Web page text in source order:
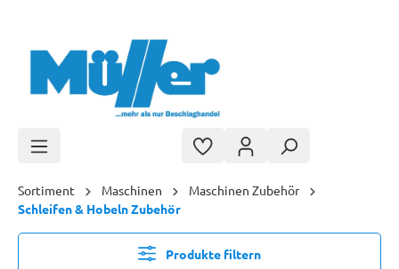
Sortiment Maschinen
Maschinen Zubehör
Schleifen & Hobeln Zubehör
Produkte filtern